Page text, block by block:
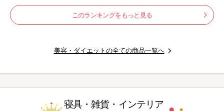
このランキングをもっと見る
美容・ダイエットの全ての商品一覧へ
寝具・雑貨・インテリア